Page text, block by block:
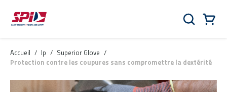
Aller au contenu principal
Skip to menu
Skip to footer
Rechercher
Accueil / lp / Superior Glove /
Protection contre les coupures sans compromettre la dextérité